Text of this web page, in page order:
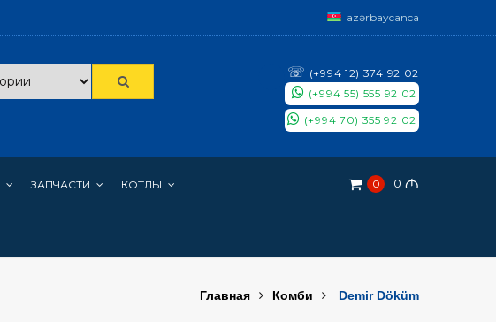
azərbaycanca
☏ (+994 12) 374 92 02
(+994 55) 555 92 02
(+994 70) 355 92 02
ЗАПЧАСТИ КОТЛЫ 0 0 M
Главная Комби Demir Döküm